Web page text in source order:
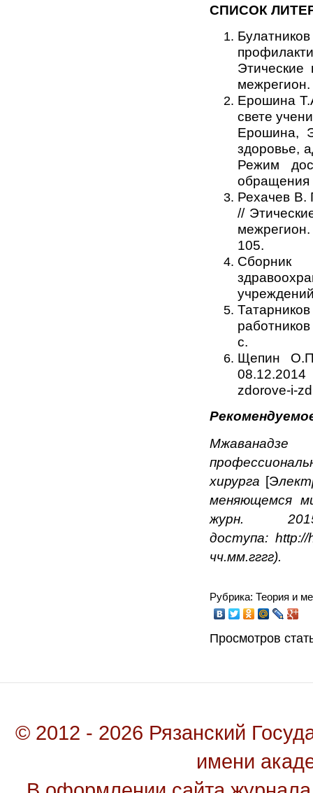
СПИСОК
межрегион.
Ерошина
свете
Ерошина,
здоровье,
Режим
обращения
Рехачев В.
//
105.
Сборник
с.
Щепин
zdorove-i-
Мжаванадзе
хирурга [Э
меняющемся
журн.
доступа:
чч.мм.гггг).
Рубрика: Теория и
Просмотров
© 2012 - 2026 Рязанский
имени